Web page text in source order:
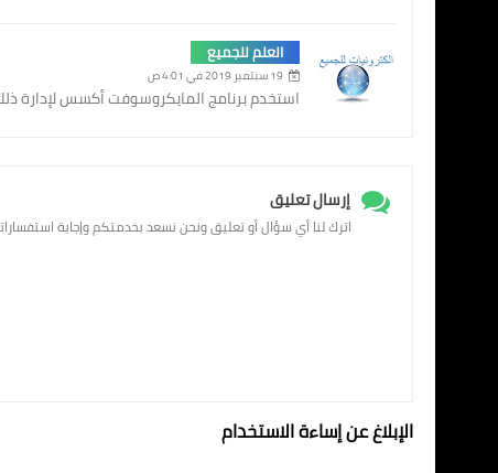
العلم للجميع
19 سبتمبر 2019 في 4:01 ص
استخدم برنامج المايكروسوفت أكسس لإدارة
إرسال تعليق
اترك لنا أي سؤال أو تعليق ونحن نسعد بخدمتكم وإجابة
الإبلاغ عن إساءة الاستخدام